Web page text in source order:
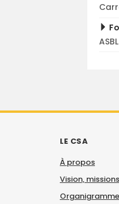
ASBL
LE CSA
À propos
Vision,
Organigramme